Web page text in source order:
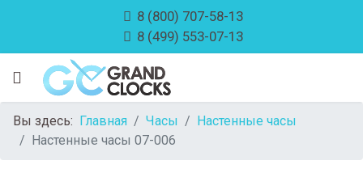
8 (800) 707-58-13
8 (499) 553-07-13
Вы здесь: Главная Часы
Настенные часы
Настенные часы 07-006